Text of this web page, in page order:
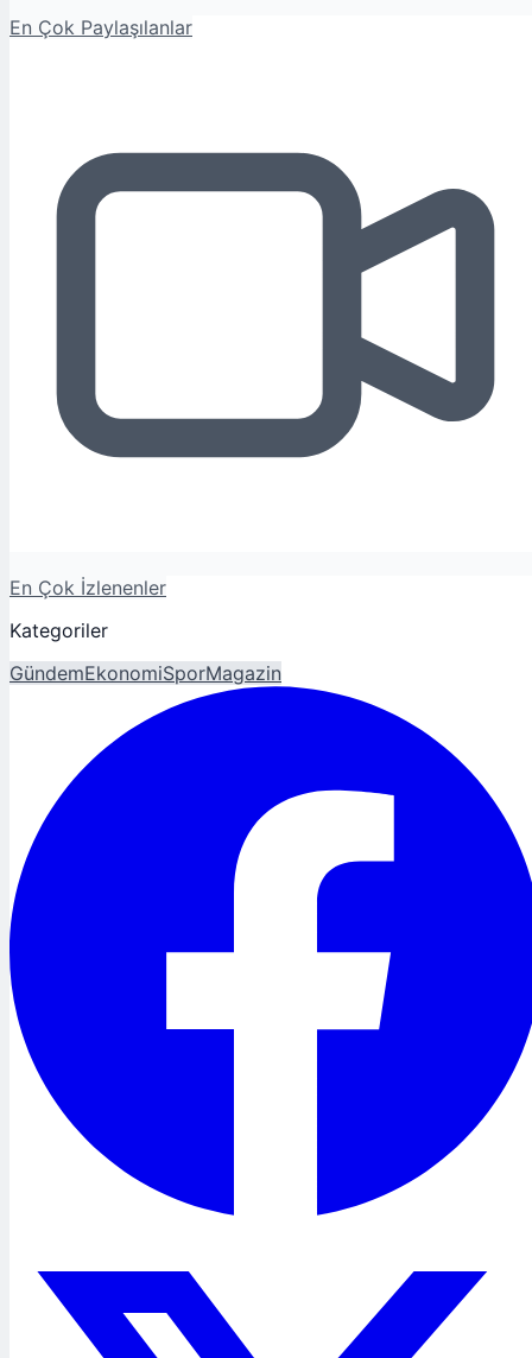
En Çok Paylaşılanlar
En Çok İzlenenler
Kategoriler
GündemEkonomiSporMagazin